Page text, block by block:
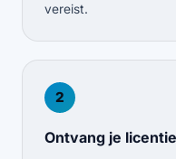
vereist.
2
Ontvang je